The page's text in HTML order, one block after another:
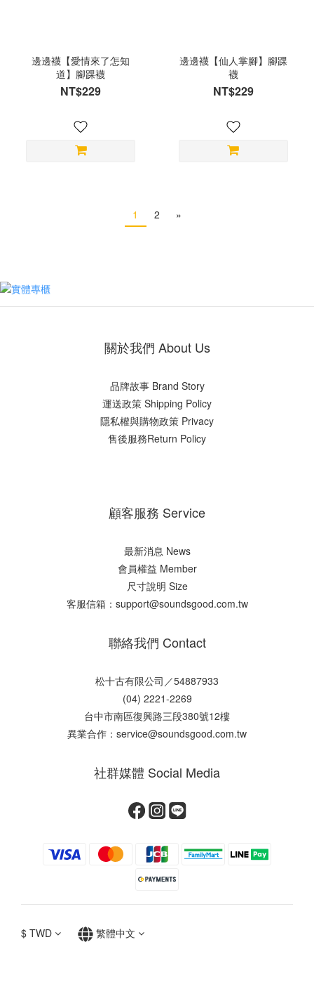
邊邊襪【愛情來了怎知
道】腳踝襪
NT$229
邊邊襪【仙人掌腳】腳踝
襪
NT$229
1 2 »
關於我們 About Us
品牌故事 Brand Story
運送政策 Shipping Policy
隱私權與購物政策 Privacy
售後服務Return Policy
顧客服務 Service
最新消息 News
會員權益 Member
尺寸說明 Size
客服信箱：support@soundsgood.com.tw
聯絡我們 Contact
松十古有限公司／54887933
(04) 2221-2269
台中市南區復興路三段380號12樓
異業合作：service@soundsgood.com.tw
社群媒體 Social Media
$ TWD 繁體中文